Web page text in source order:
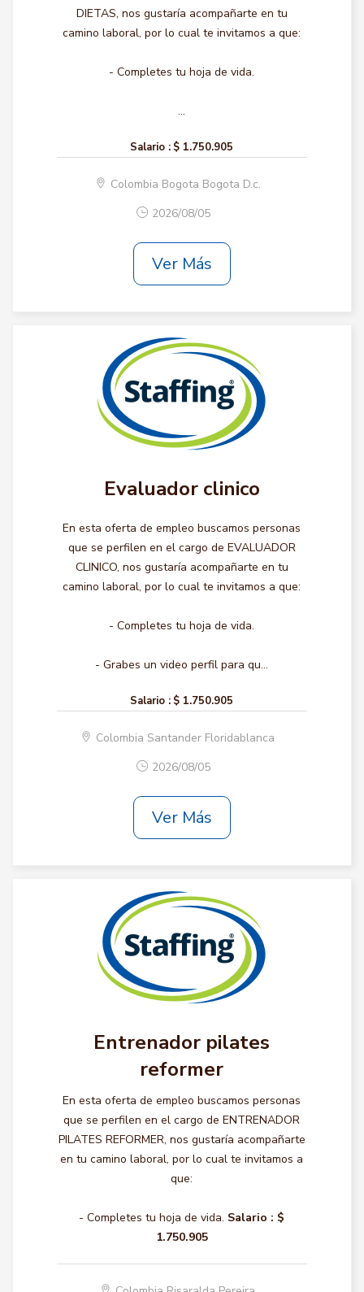
DIETAS, nos gustaría acompañarte en tu
camino laboral, por lo cual te invitamos a que:
- Completes tu hoja de vida.
...
Salario : $ 1.750.905
Colombia Bogota Bogota D.c.
2026/08/05
Ver Más
Evaluador clinico
En esta oferta de empleo buscamos personas
que se perfilen en el cargo de EVALUADOR
CLINICO, nos gustaría acompañarte en tu
camino laboral, por lo cual te invitamos a que:
- Completes tu hoja de vida.
- Grabes un video perfil para qu...
Salario : $ 1.750.905
Colombia Santander Floridablanca
2026/08/05
Ver Más
Entrenador pilates
reformer
En esta oferta de empleo buscamos personas
que se perfilen en el cargo de ENTRENADOR
PILATES REFORMER, nos gustaría acompañarte
en tu camino laboral, por lo cual te invitamos a
que:
- Completes tu hoja de vida. Salario : $
1.750.905